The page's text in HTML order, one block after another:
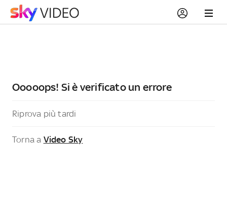
Ooooops! Si è verificato un errore
Riprova più tardi
Torna a Video Sky